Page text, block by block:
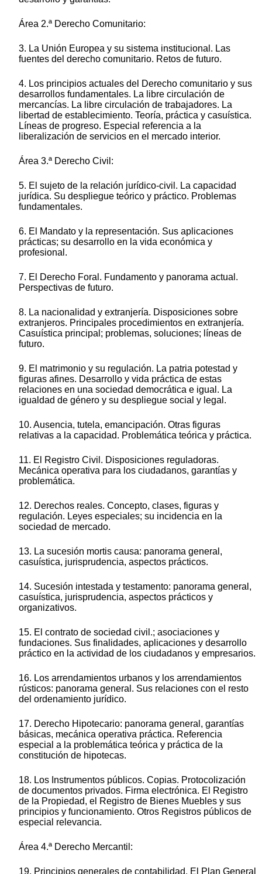
Área 2.ª Derecho Comunitario:
3. La Unión Europea y su sistema institucional. Las
fuentes del derecho comunitario. Retos de futuro.
4. Los principios actuales del Derecho comunitario y sus
desarrollos fundamentales. La libre circulación de
mercancías. La libre circulación de trabajadores. La
libertad de establecimiento. Teoría, práctica y casuística.
Líneas de progreso. Especial referencia a la
liberalización de servicios en el mercado interior.
Área 3.ª Derecho Civil:
5. El sujeto de la relación jurídico-civil. La capacidad
jurídica. Su despliegue teórico y práctico. Problemas
fundamentales.
6. El Mandato y la representación. Sus aplicaciones
prácticas; su desarrollo en la vida económica y
profesional.
7. El Derecho Foral. Fundamento y panorama actual.
Perspectivas de futuro.
8. La nacionalidad y extranjería. Disposiciones sobre
extranjeros. Principales procedimientos en extranjería.
Casuística principal; problemas, soluciones; líneas de
futuro.
9. El matrimonio y su regulación. La patria potestad y
figuras afines. Desarrollo y vida práctica de estas
relaciones en una sociedad democrática e igual. La
igualdad de género y su despliegue social y legal.
10. Ausencia, tutela, emancipación. Otras figuras
relativas a la capacidad. Problemática teórica y práctica.
11. El Registro Civil. Disposiciones reguladoras.
Mecánica operativa para los ciudadanos, garantías y
problemática.
12. Derechos reales. Concepto, clases, figuras y
regulación. Leyes especiales; su incidencia en la
sociedad de mercado.
13. La sucesión mortis causa: panorama general,
casuística, jurisprudencia, aspectos prácticos.
14. Sucesión intestada y testamento: panorama general,
casuística, jurisprudencia, aspectos prácticos y
organizativos.
15. El contrato de sociedad civil.; asociaciones y
fundaciones. Sus finalidades, aplicaciones y desarrollo
práctico en la actividad de los ciudadanos y empresarios.
16. Los arrendamientos urbanos y los arrendamientos
rústicos: panorama general. Sus relaciones con el resto
del ordenamiento jurídico.
17. Derecho Hipotecario: panorama general, garantías
básicas, mecánica operativa práctica. Referencia
especial a la problemática teórica y práctica de la
constitución de hipotecas.
18. Los Instrumentos públicos. Copias. Protocolización
de documentos privados. Firma electrónica. El Registro
de la Propiedad, el Registro de Bienes Muebles y sus
principios y funcionamiento. Otros Registros públicos de
especial relevancia.
Área 4.ª Derecho Mercantil:
19. Principios generales de contabilidad. El Plan General